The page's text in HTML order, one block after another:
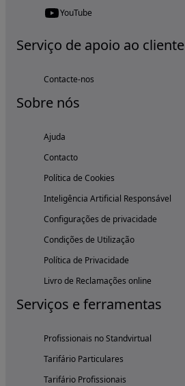
YouTube
Serviço de apoio ao cliente
Contacte-nos
Sobre nós
Ajuda
Contacto
Política de Cookies
Inteligência Artificial Responsável
Configurações de privacidade
Condições de Utilização
Política de Privacidade
Livro de Reclamações online
Serviços e ferramentas
Profissionais no Standvirtual
Tarifário Particulares
Tarifário Profissionais